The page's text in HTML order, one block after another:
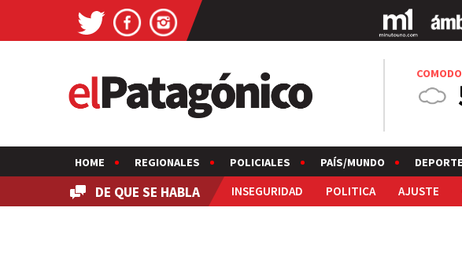
HOME REGIONALES POLICIALES PAÍS/MUNDO
DE QUE SE HABLA INSEGURIDAD POLITICA AJUSTE